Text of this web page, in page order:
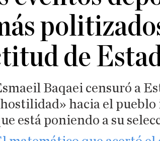
de
Baqaei censuró a
hacia el
está poniendo a su